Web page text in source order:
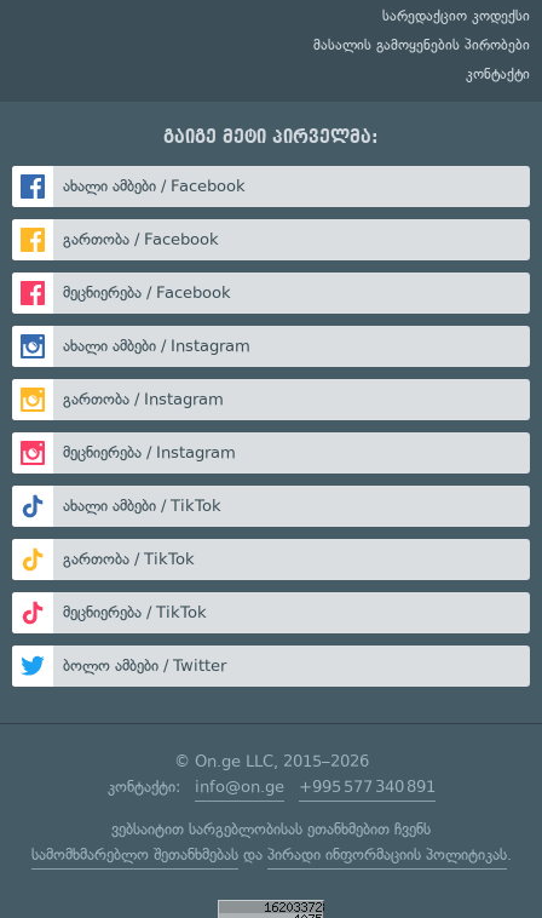
სარედაქციო კოდექსი
მასალის გამოყენების პირობები
კონტაქტი
გაიგე მეტი პირველმა:
ახალი ამბები / Facebook
გართობა / Facebook
მეცნიერება / Facebook
ახალი ამბები / Instagram
გართობა / Instagram
მეცნიერება / Instagram
ახალი ამბები / TikTok
გართობა / TikTok
მეცნიერება / TikTok
ბოლო ამბები / Twitter
© On.ge LLC, 2015–2026
კონტაქტი: info@on.ge +995 577 340 891
ვებსაიტით სარგებლობისას ეთანხმებით ჩვენს
სამომხმარებლო შეთანხმებასდა პირადი ინფორმაციის პოლიტიკას.